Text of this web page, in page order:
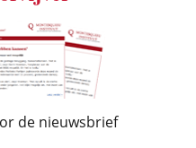
de nieuwsbrief